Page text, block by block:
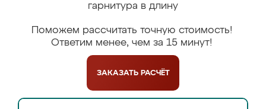
гарнитура в длину
Поможем рассчитать точную стоимость!
Ответим менее, чем за 15 минут!
ЗАКАЗАТЬ РАСЧЁТ